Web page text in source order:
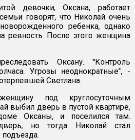
девочки, Оксана, работает
говорят, что Николай очень
ребенка, однако
ревность. После этого женщина
Оксану. "Контроль
Угрозы неоднократные", -
Светлана.
под круглосуточным
выбил дверь в пустой квартире,
Оксаны, и поселился там.
но тогда Николай стал